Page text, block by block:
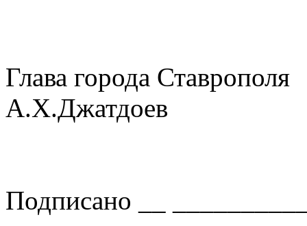
Глава
А.Х.Джатдоев
Подписано __